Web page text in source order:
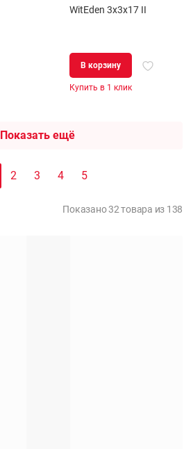
WitEden 3x3x17 II
В корзину
Купить в 1 клик
Показать ещё
2 3 4 5
Показано 32 товара из 138